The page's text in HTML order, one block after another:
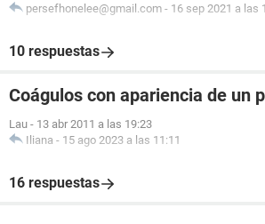
persefhonelee@gmail.com - 16 sep 2021 a las
10 respuestas
Coágulos con apariencia de un
Lau - 13 abr 2011 a las 19:23
Iliana - 15 ago 2023 a las 11:11
16 respuestas